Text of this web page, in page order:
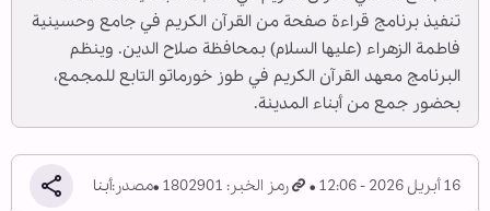
تنفيذ برنامج قراءة صفحة من القرآن الكريم في جامع وحسينية
فاطمة الزهراء (عليها السلام) بمحافظة صلاح الدين. وينظم
البرنامج معهد القرآن الكريم في طوز خورماتو التابع للمجمع،
بحضور جمع من أبناء المدينة.
16 أبريل 2026 - 12:06 رمز الخبر: 1802901 مصدر:أبنا